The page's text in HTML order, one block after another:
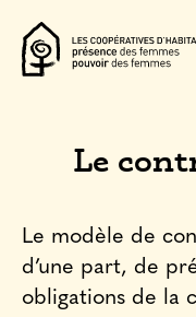
Le
Le modèle de
d’une part, de
obligations de la